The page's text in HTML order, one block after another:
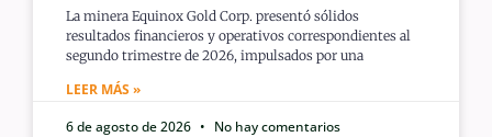
La minera Equinox Gold Corp. presentó sólidos
resultados financieros y operativos correspondientes al
segundo trimestre de 2026, impulsados por una
LEER MÁS »
6 de agosto de 2026
No hay comentarios